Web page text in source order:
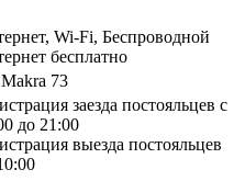
Wi-Fi, Беспроводной
бесплатно
73
заезда постояльцев с
до 21:00
выезда постояльцев